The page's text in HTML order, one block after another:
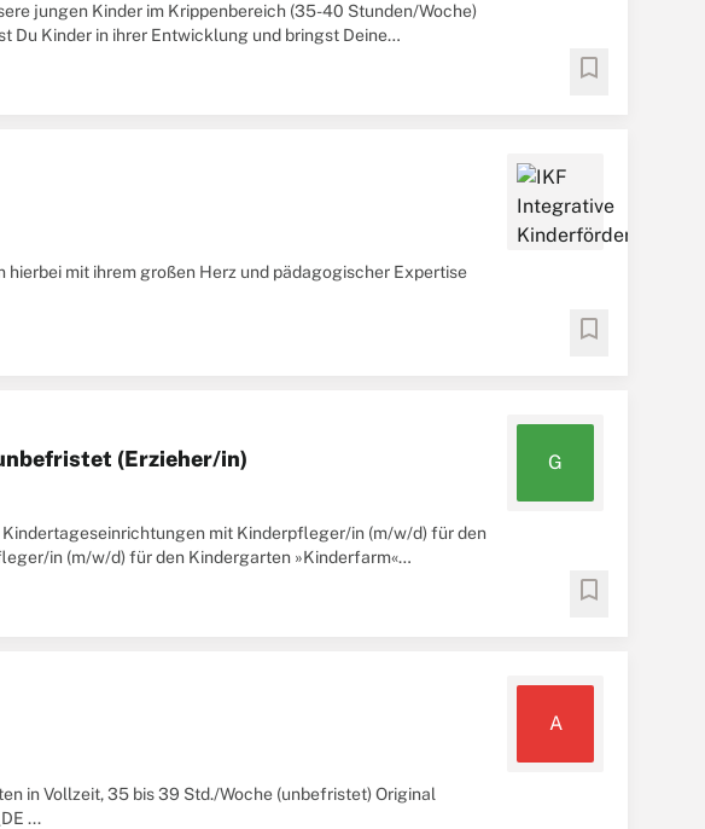
jungen Kinder im Krippenbereich (35-40 Stunden/Woche)
Du Kinder in ihrer Entwicklung und bringst Deine
bookmark
hierbei mit ihrem großen Herz und pädagogischer Expertise
bookmark
(Erzieher/in) G
mit Kinderpfleger/in (m/w/d) für den
in (m/w/d) für den Kindergarten »Kinderfarm«
bookmark
A
in Vollzeit, 35 bis 39 Std./Woche (unbefristet) Original
...